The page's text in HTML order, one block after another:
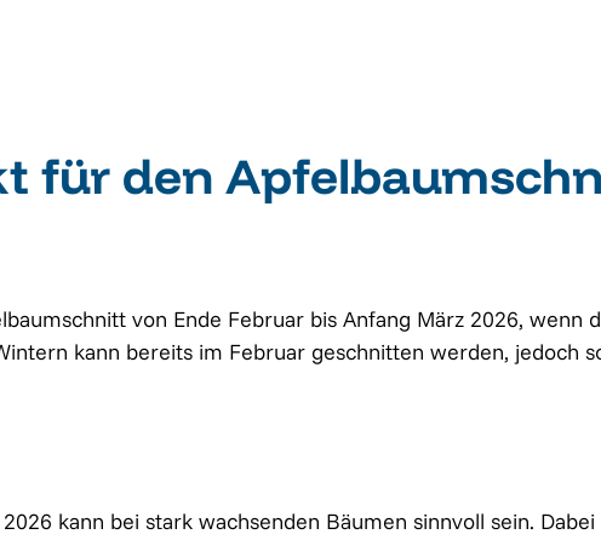
für den
von Ende Februar bis Anfang März 2026, wenn
kann bereits im Februar geschnitten werden, jedoch
kann bei stark wachsenden Bäumen sinnvoll sein.